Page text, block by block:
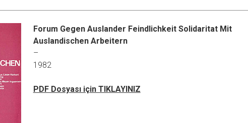
Forum Gegen Auslander Feindlichkeit Solidaritat Mit
Auslandischen Arbeitern
–
1982
PDF Dosyası için TIKLAYINIZ